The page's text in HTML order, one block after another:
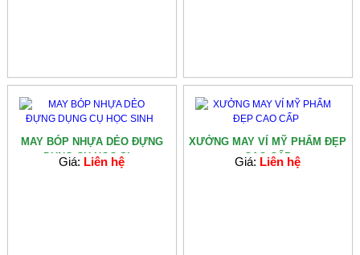
MAY BÓP NHỰA DẺO ĐỰNG
DỤNG CỤ HỌC SI...
Giá: Liên hệ
XƯỞNG MAY VÍ MỸ PHẨM ĐẸP
CAO CẤP
Giá: Liên hệ